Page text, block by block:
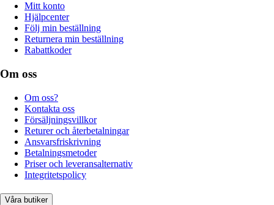
Mitt konto
Hjälpcenter
Följ min beställning
Returnera min beställning
Rabattkoder
Om oss
Om oss?
Kontakta oss
Försäljningsvillkor
Returer och återbetalningar
Ansvarsfriskrivning
Betalningsmetoder
Priser och leveransalternativ
Integritetspolicy
Våra butiker